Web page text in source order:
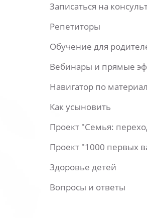
Записаться на
Репетиторы
Обучение для
Вебинары и прямые
Навигатор по
Как усыновить
Проект "Семья:
Проект "1000 первых
Здоровье детей
Вопросы и ответы